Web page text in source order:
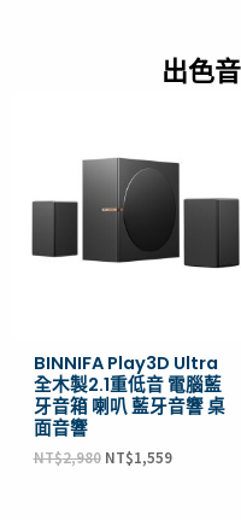
出色
BINNIFA Play3D Ultra
全木製2.1重低音 電腦藍
牙音箱 喇叭 藍牙音響 桌
面音響
NT$2,980
格：
NT$2,980。
NT$1,559
格：